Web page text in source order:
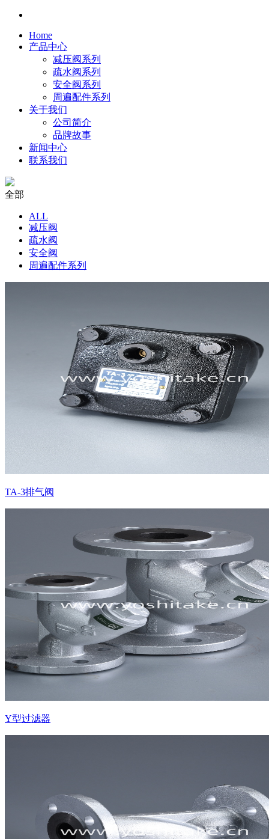
Home
产品中心
减压阀系列
疏水阀系列
安全阀系列
周遍配件系列
关于我们
公司简介
品牌故事
新闻中心
联系我们
全部
ALL
减压阀
疏水阀
安全阀
周遍配件系列
TA-3排气阀
Y型过滤器